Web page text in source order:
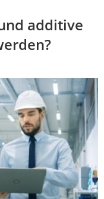
additive